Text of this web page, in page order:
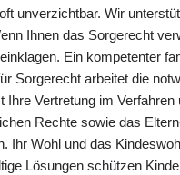
unverzichtbar. Wir
Ihnen das Sorgerecht
Ein kompetenter
Sorgerecht arbeitet die
Ihre Vertretung im Verfahren
Rechte sowie das
Ihr Wohl und das
Lösungen schützen